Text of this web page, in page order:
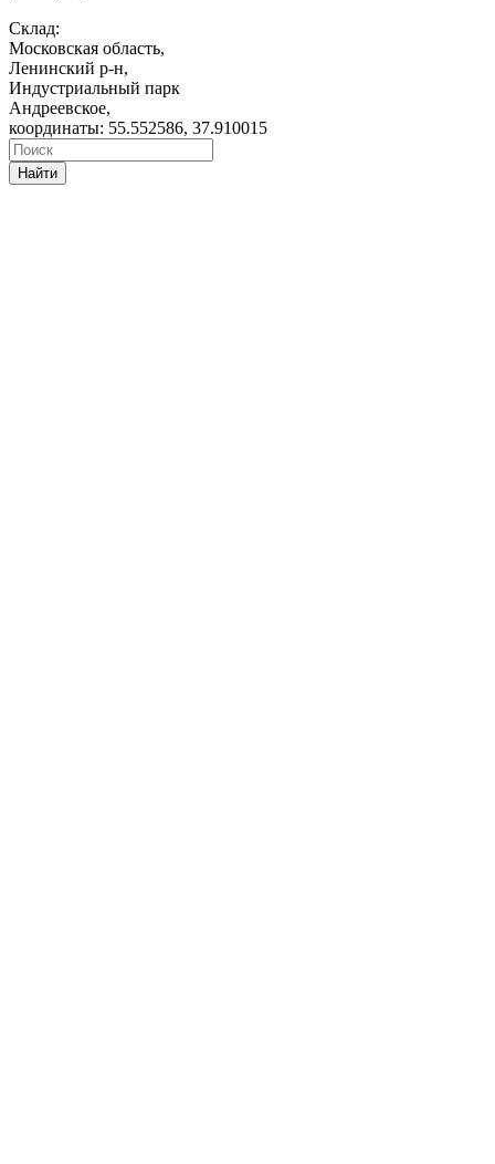
Склад:
Московская область,
Ленинский р-н,
Индустриальный парк
Андреевское,
координаты: 55.552586, 37.910015
Найти